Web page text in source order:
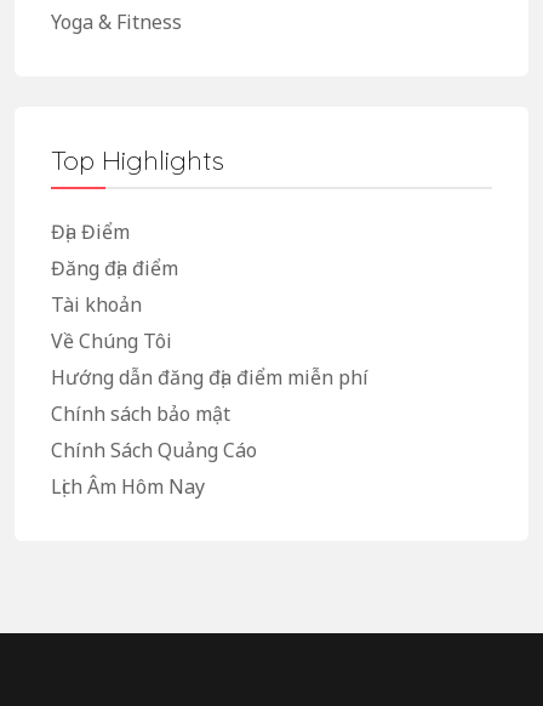
Yoga & Fitness
Top Highlights
Địa Điểm
Đăng địa điểm
Tài khoản
Về Chúng Tôi
Hướng dẫn đăng địa điểm miễn phí
Chính sách bảo mật
Chính Sách Quảng Cáo
Lịch Âm Hôm Nay